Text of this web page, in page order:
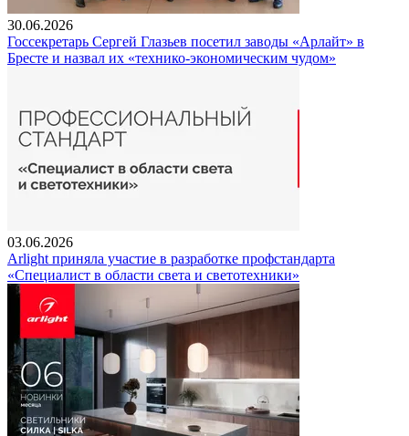
30.06.2026
Госсекретарь Сергей Глазьев посетил заводы «Арлайт» в
Бресте и назвал их «технико-экономическим чудом»
03.06.2026
Arlight приняла участие в разработке профстандарта
«Специалист в области света и светотехники»